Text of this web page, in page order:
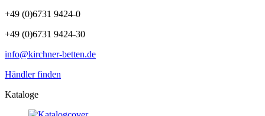
+49 (0)6731 9424-0
+49 (0)6731 9424-30
info@kirchner-betten.de
Händler finden
Kataloge